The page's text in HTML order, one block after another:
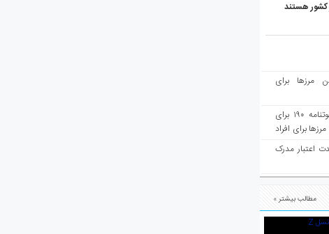
کشور هستند
مرزها برای
هفته‌نامه مهاجرت: صدور دعوتنامه ۱۹۰ برای
برای افراد
اعتبار مدرک
مطالب بیشتر »